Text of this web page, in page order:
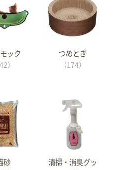
ック
）
つめとぎ
（174）
砂
清掃・消臭グッ